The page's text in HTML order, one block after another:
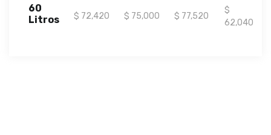
60
Litros
$ 72,420 $ 75,000 $ 77,520
$
62,040